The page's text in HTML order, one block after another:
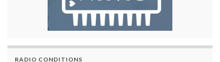
RADIO CONDITIONS